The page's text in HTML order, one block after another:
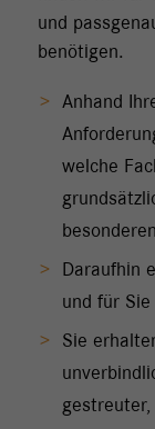
und
benötigen.
Anhand
welche
Daraufhin
und für
Sie
gestreuter,